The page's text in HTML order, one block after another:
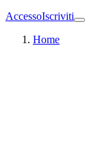
AccessoIscriviti
Home